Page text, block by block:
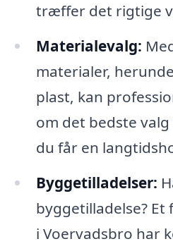
træffer det rigtige
Materialevalg:
materialer,
plast, kan
om det bedste
du får en
Byggetilladelser:
byggetilladelse?
i Voervadsbro har